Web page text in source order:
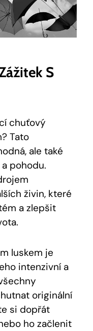
S
chuťový
Tato
ale také
pohodu.
živin, které​
a zlepšit
luskem je⁢
intenzivní⁤ a
originální
si dopřát
ho začlenit